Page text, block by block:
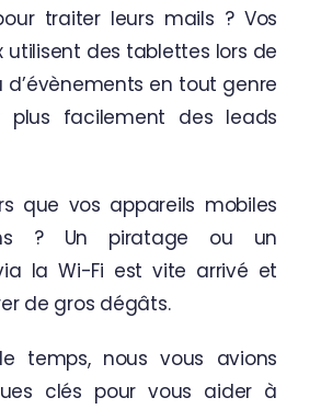
traiter leurs mails ? Vos
utilisent des tablettes lors de
d’évènements en tout genre
plus facilement des leads
que vos appareils mobiles
? Un piratage ou un
la Wi-Fi est vite arrivé et
de gros dégâts.
temps, nous vous avions
clés pour vous aider à